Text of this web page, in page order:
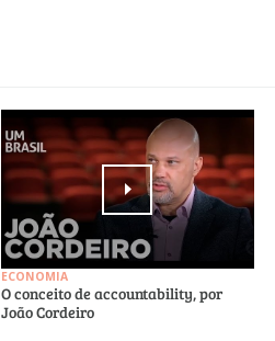
ECONOMIA
O conceito de accountability, por
João Cordeiro